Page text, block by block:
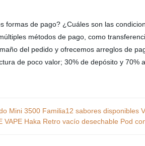
formas de pago? ¿Cuáles son las
métodos de pago, como
del pedido y ofrecemos arreglos de
de poco valor; 30% de depósito y 70%
Mini 3500 Familia12 sabores disponibles
VAPE Haka Retro vacío desechable Pod